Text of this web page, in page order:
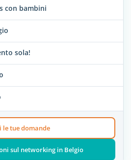
con bambini
sola!
le tue domande
sul networking in Belgio